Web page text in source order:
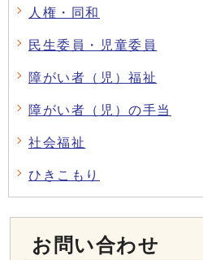
人権・同和
民生委員・児童委員
障がい者（児）福祉
障がい者（児）の手当
社会福祉
ひきこもり
お問い合わせ